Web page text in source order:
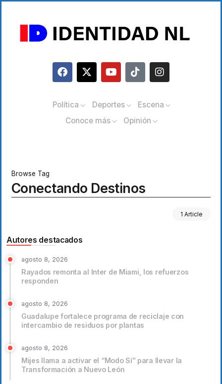
Política Deportes
Escena
Conoce más
Opinión
Browse Tag
Conectando Destinos
1 Article
Autores destacados
agosto 8, 2026
Rayados remonta al Inter de Miami, los refuerzos
responden
agosto 8, 2026
Guadalupe fortalece programa de reciclaje con
intercambio de residuos por plantas
agosto 8, 2026
Mijes llama a activar el “Modo Sí” para llevar la
Transformación a Nuevo León